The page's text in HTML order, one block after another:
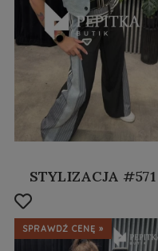
STYLIZACJA #571
SPRAWDŹ CENĘ »